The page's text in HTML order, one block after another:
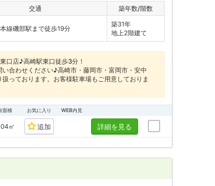
交通 築年数/階数
線磯部駅まで徒歩19分
築31年
地上2階建て
口店♪高崎駅東口徒歩3分！
合わせください♪高崎市・藤岡市・富岡市・安中
っております。お客様駐車場もご用意しておりま
面積 お気に入り WEB内見
㎡ 追加 詳細を見る